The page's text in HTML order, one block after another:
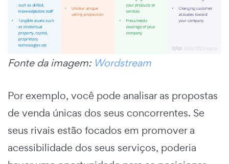
Fonte da imagem: Wordstream
Por exemplo, você pode analisar as propostas
de venda únicas dos seus concorrentes. Se
seus rivais estão focados em promover a
acessibilidade dos seus serviços, poderia